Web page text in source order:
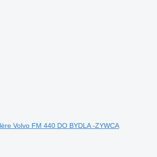
Volvo FM 440 DO BYDLA -ZYWCA